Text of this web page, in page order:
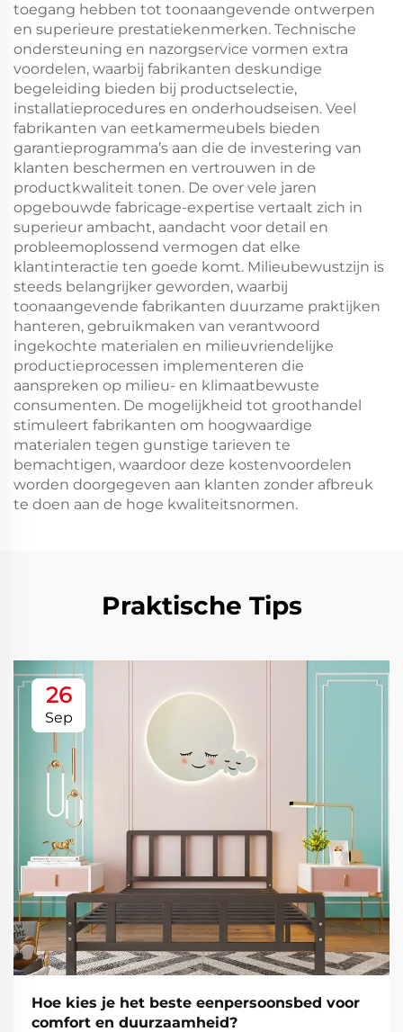
toegang hebben tot toonaangevende ontwerpen
en superieure prestatiekenmerken. Technische
ondersteuning en nazorgservice vormen extra
voordelen, waarbij fabrikanten deskundige
begeleiding bieden bij productselectie,
installatieprocedures en onderhoudseisen. Veel
fabrikanten van eetkamermeubels bieden
garantieprogramma’s aan die de investering van
klanten beschermen en vertrouwen in de
productkwaliteit tonen. De over vele jaren
opgebouwde fabricage-expertise vertaalt zich in
superieur ambacht, aandacht voor detail en
probleemoplossend vermogen dat elke
klantinteractie ten goede komt. Milieubewustzijn is
steeds belangrijker geworden, waarbij
toonaangevende fabrikanten duurzame praktijken
hanteren, gebruikmaken van verantwoord
ingekochte materialen en milieuvriendelijke
productieprocessen implementeren die
aanspreken op milieu- en klimaatbewuste
consumenten. De mogelijkheid tot groothandel
stimuleert fabrikanten om hoogwaardige
materialen tegen gunstige tarieven te
bemachtigen, waardoor deze kostenvoordelen
worden doorgegeven aan klanten zonder afbreuk
te doen aan de hoge kwaliteitsnormen.
Praktische Tips
26
Sep
Hoe kies je het beste eenpersoonsbed voor
comfort en duurzaamheid?